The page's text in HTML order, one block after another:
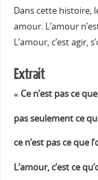
Dans cette histoire,
amour. L’amour
L’amour, c’est agir,
Extrait
« Ce n’est pas ce
pas seulement ce
ce n’est pas ce que
L’amour, c’est ce